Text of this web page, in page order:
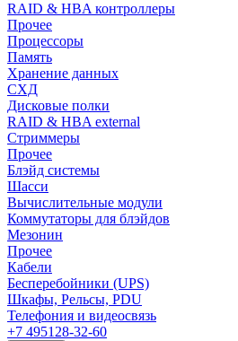
RAID & HBA контроллеры
Прочее
Процессоры
Память
Хранение данных
СХД
Дисковые полки
RAID & HBA external
Стриммеры
Прочее
Блэйд системы
Шасси
Вычислительные модули
Коммутаторы для блэйдов
Мезонин
Прочее
Кабели
Бесперебойники (UPS)
Шкафы, Рельсы, PDU
Телефония и видеосвязь
+7 495128-32-60